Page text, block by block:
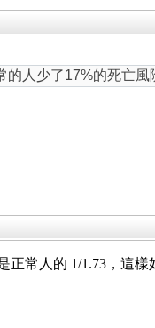
人少了17%的死亡風
常人的 1/1.73，這樣